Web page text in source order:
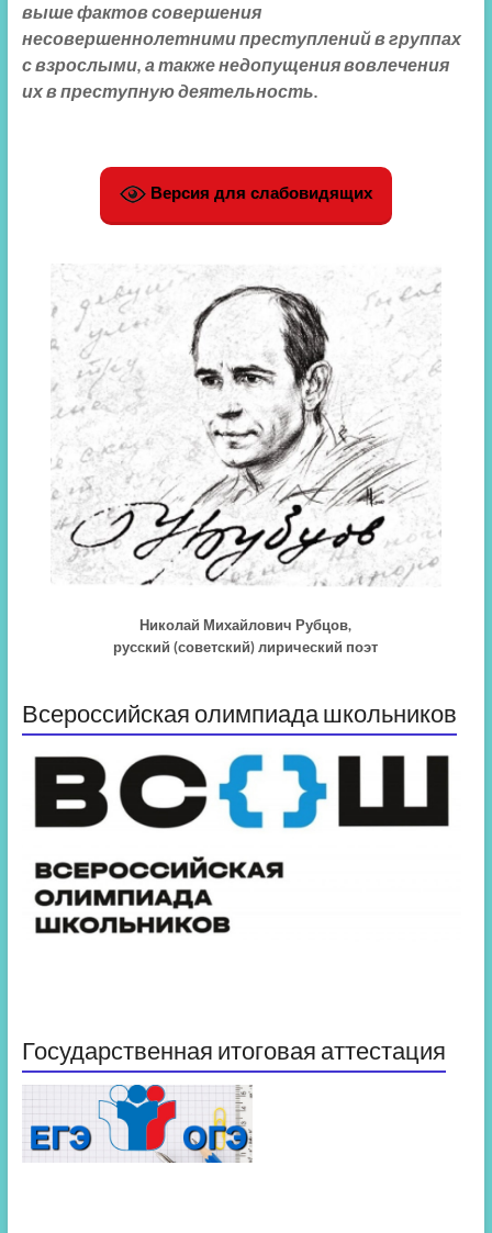
выше фактов совершения
несовершеннолетними преступлений в группах
с взрослыми, а также недопущения вовлечения
их в преступную деятельность.
Версия для слабовидящих
Николай Михайлович Рубцов,
русский (советский) лирический поэт
Всероссийская олимпиада школьников
Государственная итоговая аттестация